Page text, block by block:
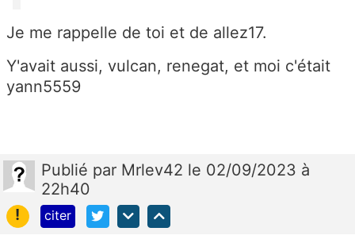
Je me rappelle de toi et de allez17.
Y'avait aussi, vulcan, renegat, et moi c'était
yann5559
Publié par Mrlev42 le 02/09/2023 à
22h40
!
citer